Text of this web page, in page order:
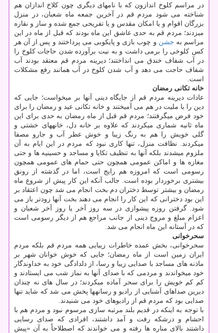
در مراسم کلوخ اندازون که با نامهای دیگری چون کلاخ اندازان هم
شناخته می شود مردم قم در آخرین جمعه ماه شعبان، در منزل
بزرگان اقوام و یا امکان مقدس و یا تفریحی جمع شده و ساز و نقاره
می‎زدند؛ مردم قم به حدی عاشق این ماه بودند که قبل از ماه در این
مراسم به جشن و چوب بازی و پایکوبی می پرداختند و پس از آن هر
کس کلوخی را برمی داشت و به نیت برآورده شدن حاجات کلوخ را
در آب شفاف خندق می انداختند؛ دیرینه مردم قم معتقد بودند آب
شفاف حاجت می دهد و آب شدن کلوخ در آب همانند رفع مشکلات
است.
خانه تکانی رمضان
عادات دیرینه مردم قم از جایگاه دینی آنها بر می‎خواست؛ جایی که
دین را با ملیت در هم می آمیختند و خانه تکانی عید و رمضان را برای
خود فرض می‎گرفتند؛ مردم قم قبل از ماه رمضان به حدی برای این
ماه ثانیه شماری می‎کردند که علاوه بر خانه دل، خانه‎های خشتی و
گلی خویش را هم به رنگ زیبا و خوش عطر آب و جارو مصفا
می‎کردند. نظافت منزل، تنها کاری نبود که مردم در این ایام به آن
ملزوم می‎شدند بلکه آنها به تنظیف تکایا و مساجد و حسینیه ها و حتی
مغازه ها و اماکن عمومی همچون حتی حمام های عمومی همچون
رسومی است که امروزه هم رایج است، اما در گذشته از رونق
بیشتری برخوردار بوده است. جالب آنکه این کار پیش از شروع ماه
رمضان و بیشتر توسط دختران دم بخت انجام می شد چون اعتقاد بر
این بود دخترانی که این کار را انجام می دهند بخت آنها زودتر باز می
شود. گرفتن روزه پیشوازی در سه روز آخر یا روز آخر شعبان و
اعزام مبلغ و مروج دینی از جانب مراجع هم از دیگر رسومی است
که در آستانه این ماه انجام می شد.
سحرخوانی
سحرخوانی، بخش عمده خاطرات زیبایی همه مردم قم بلکه مردم
ایران زمین است از ماه رمضان؛ جایی که خوش خوانان شهر بر
ماذنه‏ های مساجد با صدایی زیبا و رسا، از دلدادگی خود به خداوندگار
خود می‎خواندند و مردمی که با صدای آنها به نماز شب می ایستادند و
کم کم خویش را برای سحر آماده می‎کردند؛ در سال های نه چندان
دیرین صداهای آشنایی از رادیو و رسانه‎ها پخش می شد که شاید تنها
صدایی بود که مردم قم از رادیوهای خود می شنیدند.
با توجه به اینکه در قدیم بلند مرتبه سازی مرسوم نبود و مردم هم با
احشام و درشکه رفت و آمد داشتند، افرادی که صدای رسایی
داشتند بالای مناره ها رفته و می خواندند که اصطلاحاً به آن «پیش